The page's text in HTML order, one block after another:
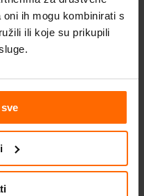
ih mogu kombinirati s
ili koje su prikupili
and Layout